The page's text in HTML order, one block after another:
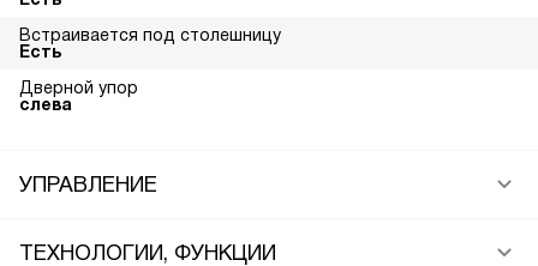
Встраивается под столешницу
Есть
Дверной упор
слева
УПРАВЛЕНИЕ
ТЕХНОЛОГИИ, ФУНКЦИИ